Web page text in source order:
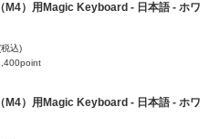
M4）用Magic Keyboard - 日本語 - ホワ
込)
M4）用Magic Keyboard - 日本語 - ホワ